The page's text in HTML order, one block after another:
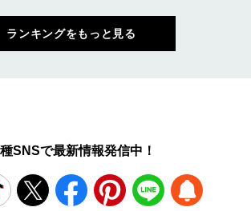
ランキングをもっと見る
SNSで最新情報発信中！